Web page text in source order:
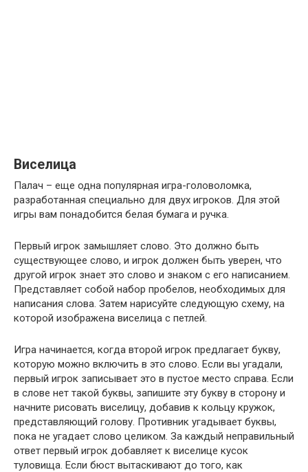
Виселица
Палач – еще одна популярная игра-головоломка,
разработанная специально для двух игроков. Для этой
игры вам понадобится белая бумага и ручка.
Первый игрок замышляет слово. Это должно быть
существующее слово, и игрок должен быть уверен, что
другой игрок знает это слово и знаком с его написанием.
Представляет собой набор пробелов, необходимых для
написания слова. Затем нарисуйте следующую схему, на
которой изображена виселица с петлей.
Игра начинается, когда второй игрок предлагает букву,
которую можно включить в это слово. Если вы угадали,
первый игрок записывает это в пустое место справа. Если
в слове нет такой буквы, запишите эту букву в сторону и
начните рисовать виселицу, добавив к кольцу кружок,
представляющий голову. Противник угадывает буквы,
пока не угадает слово целиком. За каждый неправильный
ответ первый игрок добавляет к виселице кусок
туловища. Если бюст вытаскивают до того, как